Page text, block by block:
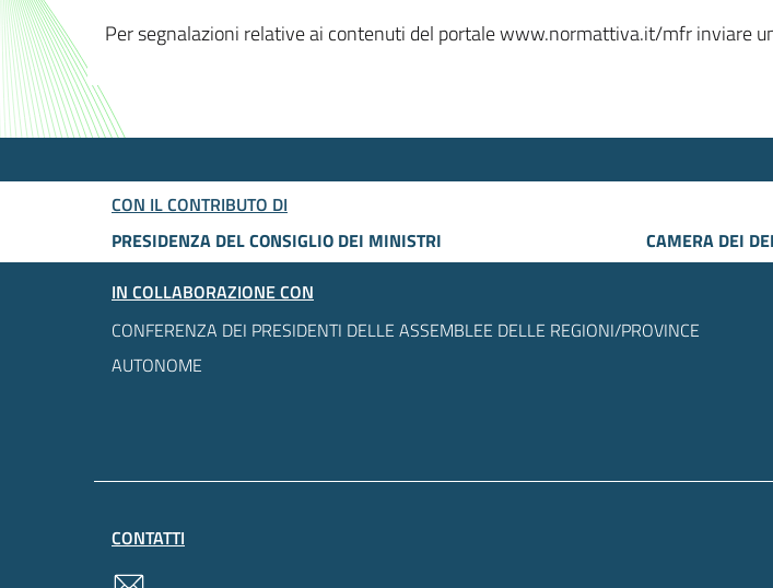
Per segnalazioni relative ai contenuti del portale www.normattiva.it/mfr inviare
CON IL CONTRIBUTO DI
PRESIDENZA DEL CONSIGLIO DEI MINISTRI
CAMERA DEI
IN COLLABORAZIONE CON
CONFERENZA DEI PRESIDENTI DELLE ASSEMBLEE DELLE REGIONI/PROVINCE
AUTONOME
CONTATTI